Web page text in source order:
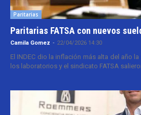
Paritarias
Paritarias FATSA con nuevos
Camila Gomez - 22/04/2026 14:30
El INDEC dio la inflación más alta del año
los laboratorios y el sindicato FATSA salieron